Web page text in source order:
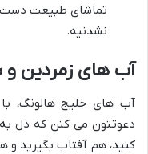
تماشای طبیعت دست
نشدنیه.
آب های زمردین و
آب های خلیج هالونگ،
دعوتتون می کنن که دل به
کنید، هم آفتاب بگیرید